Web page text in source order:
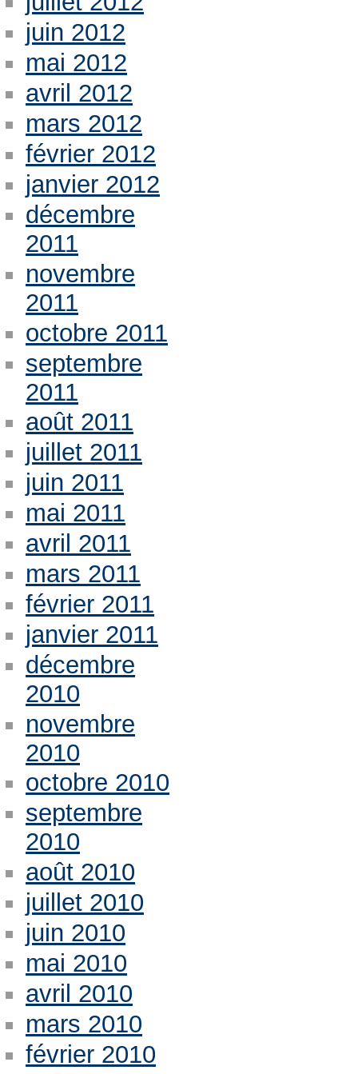
juin 2012
mai 2012
avril 2012
mars 2012
février 2012
janvier 2012
décembre
2011
novembre
2011
octobre 2011
septembre
2011
août 2011
juillet 2011
juin 2011
mai 2011
avril 2011
mars 2011
février 2011
janvier 2011
décembre
2010
novembre
2010
octobre 2010
septembre
2010
août 2010
juillet 2010
juin 2010
mai 2010
avril 2010
mars 2010
février 2010